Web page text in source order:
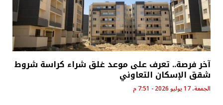
آخر فرصة.. تعرف على موعد غلق شراء كراسة شروط
شقق الإسكان التعاوني
الجمعة، 17 يوليو 2026 - 7:51 م